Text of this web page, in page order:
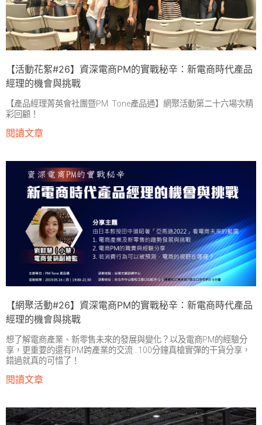
【活動花絮#26】資深電商PM的實戰秘辛：新電商時代產品
經理的機會與挑戰
【產品經理菁英會社團暨PM Tone產品通】網聚活動第二十六場次精
彩回顧！
閱讀文章
【網聚活動#26】資深電商PM的實戰秘辛：新電商時代產品
經理的機會與挑戰
想了解電商產業、新零售未來的發展與變化？以及電商PM的經驗分
享，更重要的還有PM跨產業的交流…100分鐘真槍實彈的干貨分享，
錯過就真的可惜了！
閱讀文章